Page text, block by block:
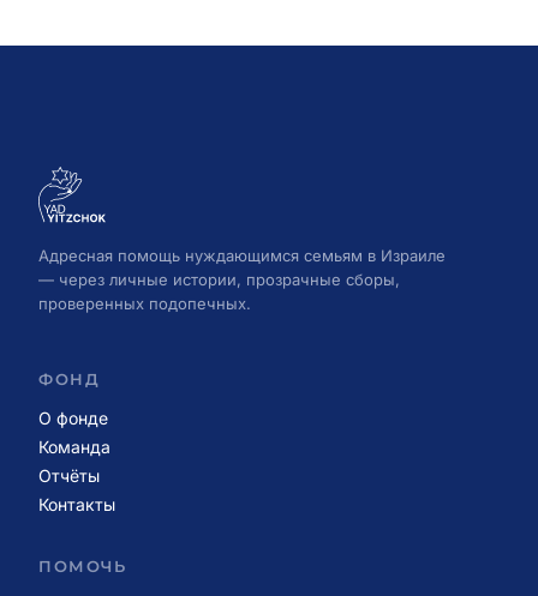
Адресная помощь нуждающимся семьям в Израиле
— через личные истории, прозрачные сборы,
проверенных подопечных.
ФОНД
О фонде
Команда
Отчёты
Контакты
ПОМОЧЬ